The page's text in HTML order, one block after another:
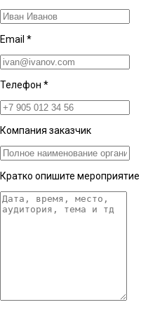
Email *
Телефон *
Компания заказчик
Кратко опишите мероприятие